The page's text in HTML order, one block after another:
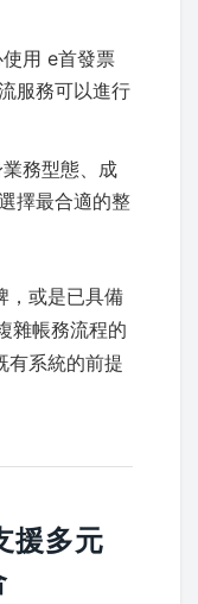
用 e首發票
服務可以進行
務型態、成
擇最合適的整
，或是已具備
雜帳務流程的
有系統的前提
援多元